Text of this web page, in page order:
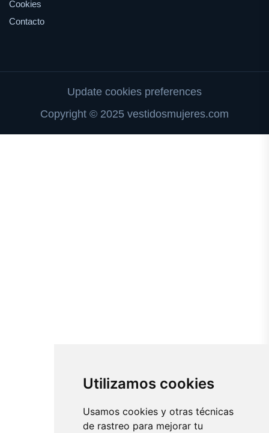
Utilizamos cookies
Usamos cookies y otras técnicas
de rastreo para mejorar tu
Cookies
Contacto
Update cookies preferences
Copyright © 2025 vestidosmujeres.com